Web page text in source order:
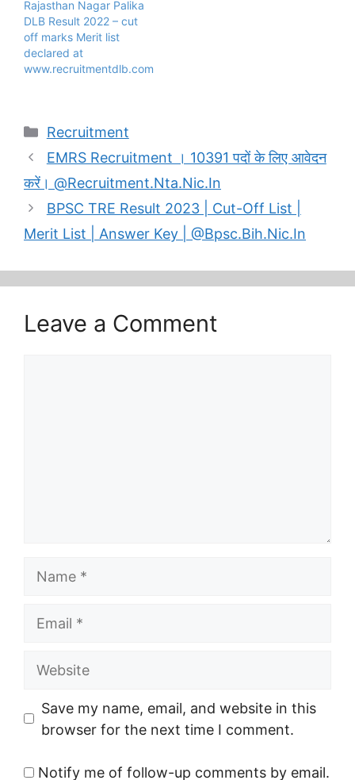
Rajasthan Nagar Palika
DLB Result 2022 – cut
off marks Merit list
declared at
www.recruitmentdlb.com
Categories
Recruitment
EMRS Recruitment । 10391 पदों के लिए आवेदन
करें। @Recruitment.Nta.Nic.In
BPSC TRE Result 2023 | Cut-Off List |
Merit List | Answer Key | @Bpsc.Bih.Nic.In
Leave a Comment
Website
Save my name, email, and website in this
browser for the next time I comment.
Notify me of follow-up comments by email.